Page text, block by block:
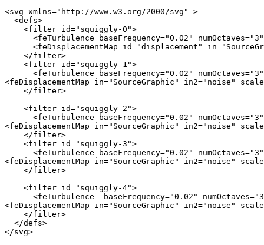
<svg xmlns="http://www.w3.org/2000/svg"
>
<defs>
<filter id="squiggly-0">
<feTurbulence
baseFrequency="0.02" numOctaves="3"
<feDisplacementMap
id="displacement" in=
</filter>
<filter id="squiggly-1">
<feTurbulence
baseFrequency="0.02" numOctaves="3"
<feDisplacementMap
in="SourceGraphic" in2="noise"
</filter>
<filter id="squiggly-2">
<feTurbulence
baseFrequency="0.02" numOctaves="3"
<feDisplacementMap
in="SourceGraphic" in2="noise"
</filter>
<filter id="squiggly-3">
<feTurbulence
baseFrequency="0.02" numOctaves="3"
<feDisplacementMap
in="SourceGraphic" in2="noise"
</filter>
<filter id="squiggly-4">
<feTurbulence
baseFrequency="0.02" numOctaves=
<feDisplacementMap
in="SourceGraphic" in2="noise"
</filter>
</defs>
</svg>